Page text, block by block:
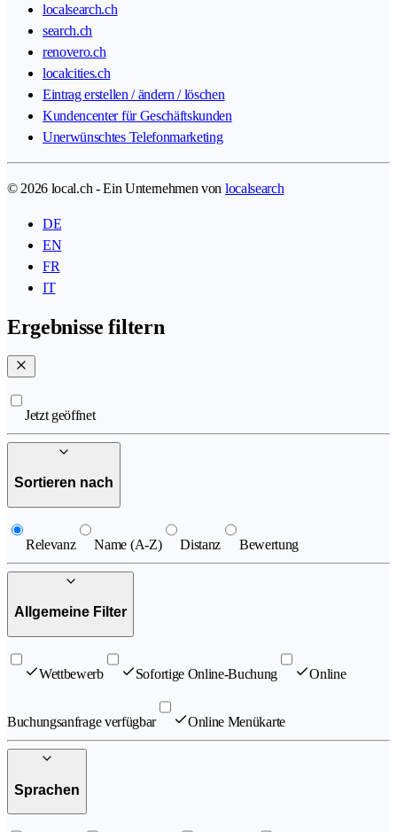
localsearch.ch
search.ch
renovero.ch
localcities.ch
Eintrag erstellen / ändern / löschen
Kundencenter für Geschäftskunden
Unerwünschtes Telefonmarketing
© 2026 local.ch - Ein Unternehmen von localsearch
DE
EN
FR
IT
Ergebnisse filtern
Jetzt geöffnet
Sortieren nach
Relevanz Name (A-Z) Distanz Bewertung
Allgemeine Filter
Wettbewerb Sofortige Online-Buchung Online
Buchungsanfrage verfügbar Online Menükarte
Sprachen